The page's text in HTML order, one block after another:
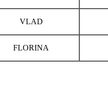
VLAD
FLORINA